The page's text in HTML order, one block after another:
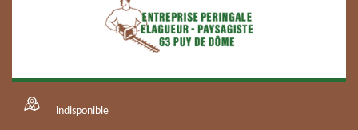
indisponible